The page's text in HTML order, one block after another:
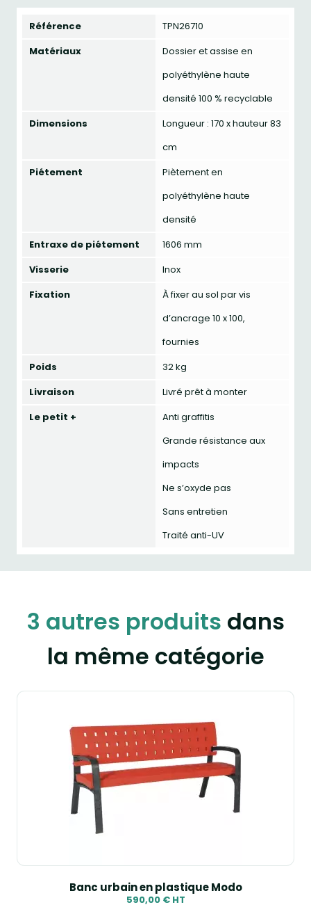
Référence
TPN26710
Matériaux
Dossier et assise en
polyéthylène haute
densité 100 % recyclable
Dimensions
Longueur : 170 x hauteur 83
cm
Piétement
Piètement en
polyéthylène haute
densité
Entraxe de piétement
1606 mm
Visserie
Inox
Fixation
À fixer au sol par vis
d’ancrage 10 x 100,
fournies
Poids
32 kg
Livraison
Livré prêt à monter
Le petit +
Anti graffitis
Grande résistance aux
impacts
Ne s’oxyde pas
Sans entretien
Traité anti-UV
3 autres produits dans
la même catégorie
Banc urbain en plastique Modo
590,00 € HT